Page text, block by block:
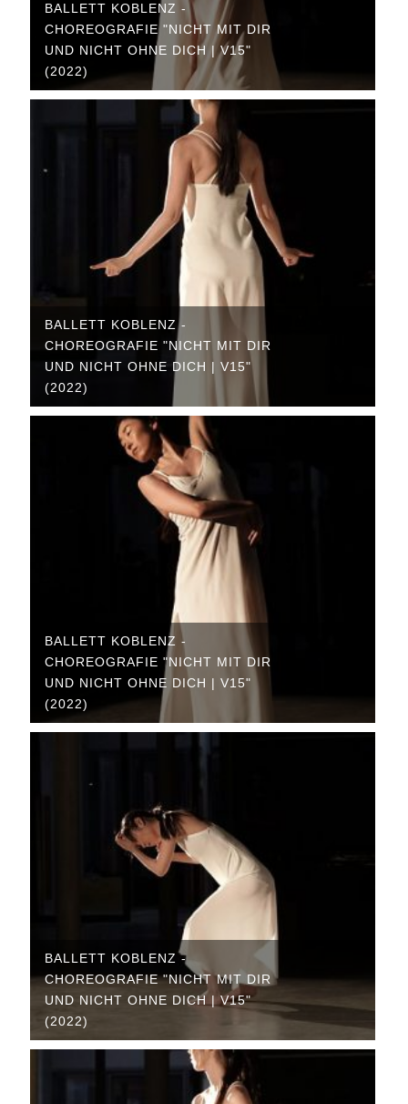
BALLETT KOBLENZ -
CHOREOGRAFIE "NICHT MIT DIR
UND NICHT OHNE DICH | V15"
(2022)
BALLETT KOBLENZ -
CHOREOGRAFIE "NICHT MIT DIR
UND NICHT OHNE DICH | V15"
(2022)
BALLETT KOBLENZ -
CHOREOGRAFIE "NICHT MIT DIR
UND NICHT OHNE DICH | V15"
(2022)
BALLETT KOBLENZ -
CHOREOGRAFIE "NICHT MIT DIR
UND NICHT OHNE DICH | V15"
(2022)